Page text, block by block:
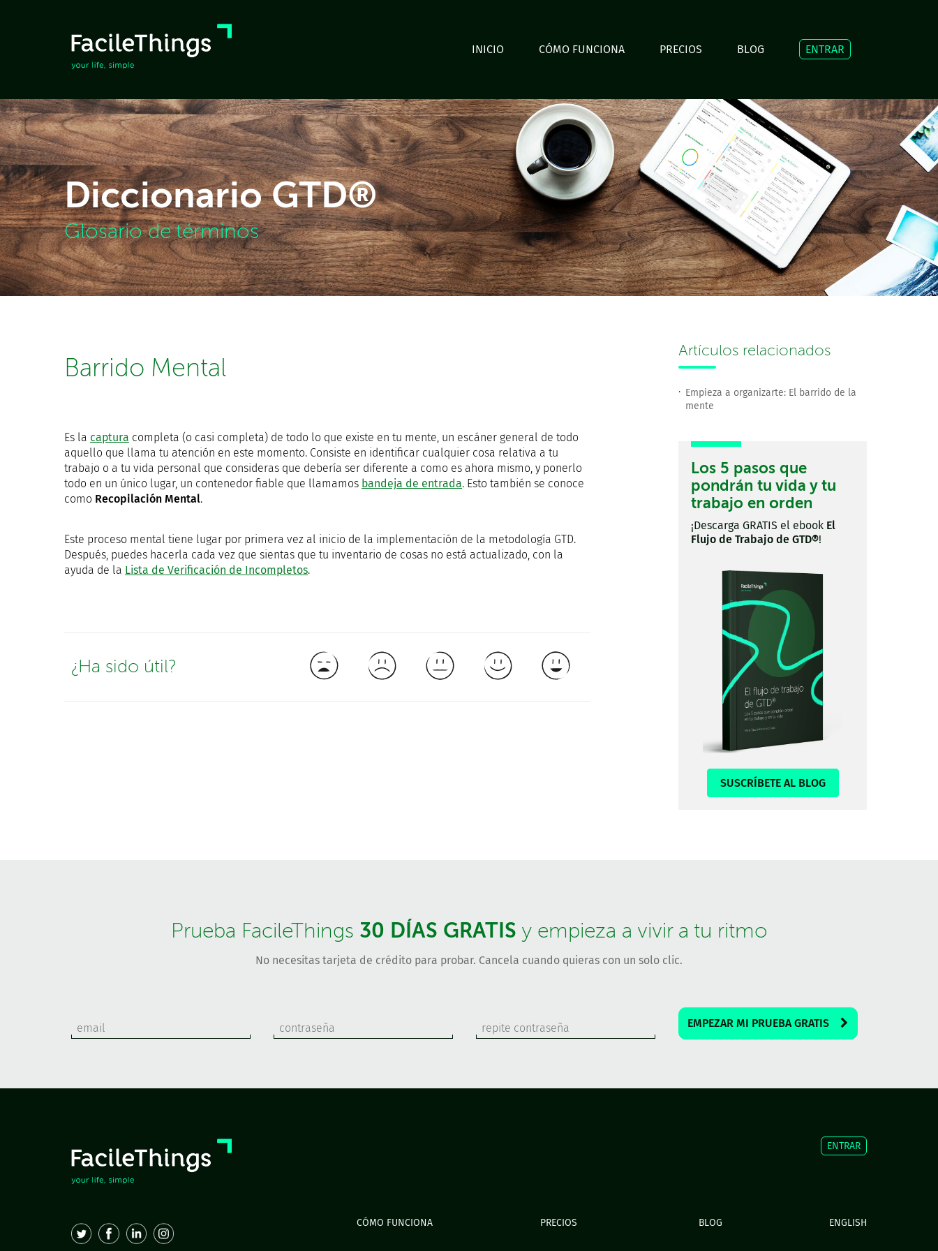
INICIO CÓMO FUNCIONA PRECIOS BLOG ENTRAR
Diccionario GTD®
Glosario de términos
Barrido Mental
Es la captura completa (o casi completa) de todo lo que existe en tu mente, un escáner general de todo
aquello que llama tu atención en este momento. Consiste en identificar cualquier cosa relativa a tu
trabajo o a tu vida personal que consideras que debería ser diferente a como es ahora mismo, y ponerlo
todo en un único lugar, un contenedor fiable que llamamos bandeja de entrada. Esto también se conoce
como Recopilación Mental.
Este proceso mental tiene lugar por primera vez al inicio de la implementación de la metodología GTD.
Después, puedes hacerla cada vez que sientas que tu inventario de cosas no está actualizado, con la
ayuda de la Lista de Verificación de Incompletos.
¿Ha sido útil?
Artículos relacionados
Empieza a organizarte: El barrido de la
mente
Los 5 pasos que
pondrán tu vida y tu
trabajo en orden
¡Descarga GRATIS el ebook El
Flujo de Trabajo de GTD®!
SUSCRÍBETE AL BLOG
Prueba FacileThings 30 DÍAS GRATIS y empieza a vivir a tu ritmo
No necesitas tarjeta de crédito para probar. Cancela cuando quieras con un solo clic.
ENTRAR
CÓMO FUNCIONA PRECIOS BLOG ENGLISH